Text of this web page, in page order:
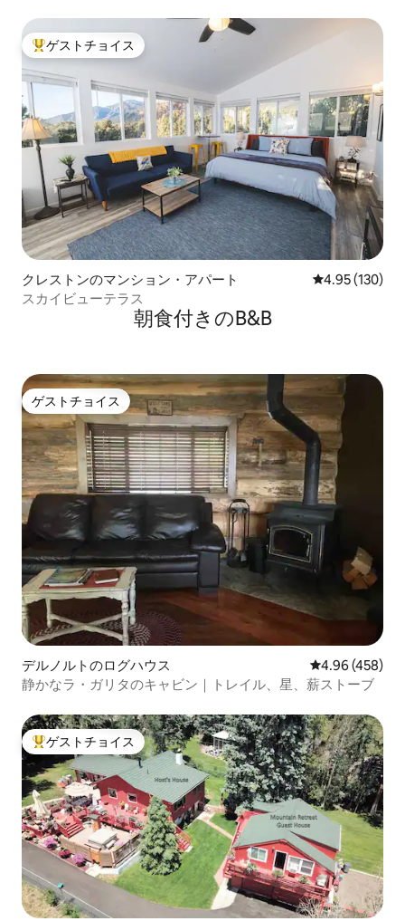
大好評のゲストチョイスです。
ゲストチョイス
クレストンのマンション・アパート レビュー130
4.95 (130)
スカイビューテラス
朝食付きのB&B
ゲストチョイス
ゲストチョイス
デルノルトのログハウス レビュー458
4.96 (458)
静かなラ・ガリタのキャビン｜トレイル、星、薪ストーブ
大好評のゲストチョイスです。
ゲストチョイス